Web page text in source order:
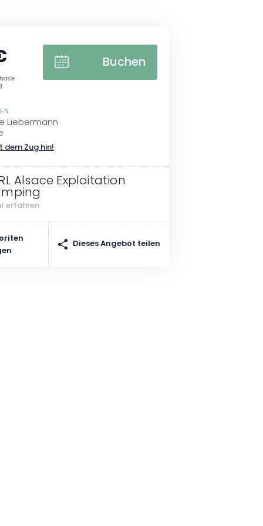
Buchen
Liebermann
dem Zug hin!
Alsace Exploitation
erfahren
Dieses Angebot teilen